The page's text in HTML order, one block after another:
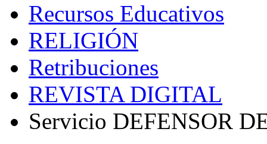
Recursos Educativos
RELIGIÓN
Retribuciones
REVISTA DIGITAL
Servicio DEFENSOR